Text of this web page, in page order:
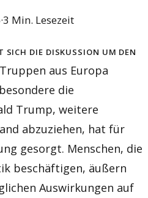
·3 Min. Lesezeit
die Diskussion um den
aus Europa
die
Trump, weitere
abzuziehen, hat für
gesorgt. Menschen, die
beschäftigen, äußern
Auswirkungen auf